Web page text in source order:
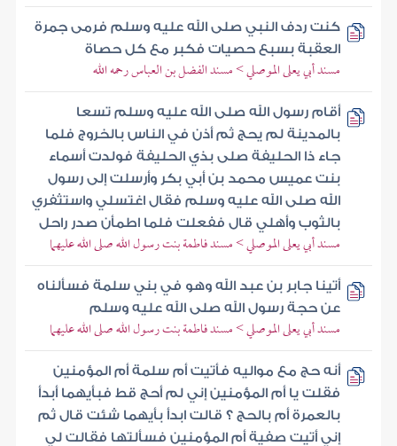
كنت ردف النبي صلى الله عليه وسلم فرمى جمرة
العقبة بسبع حصيات فكبر مع كل حصاة
مسند أبي يعلى الموصلي > مسند الفضل بن العباس رحمه الله
أقام رسول الله صلى الله عليه وسلم تسعا
بالمدينة لم يحج ثم أذن في الناس بالخروج فلما
جاء ذا الحليفة صلى بذي الحليفة فولدت أسماء
بنت عميس محمد بن أبي بكر وأرسلت إلى رسول
الله صلى الله عليه وسلم فقال اغتسلي واستثفري
بالثوب وأهلي قال ففعلت فلما اطمأن صدر راحل
مسند أبي يعلى الموصلي > مسند فاطمة بنت رسول الله صلى الله عليهما
أتينا جابر بن عبد الله وهو في بني سلمة فسألناه
عن حجة رسول الله صلى الله عليه وسلم
مسند أبي يعلى الموصلي > مسند فاطمة بنت رسول الله صلى الله عليهما
أنه حج مع مواليه فأتيت أم سلمة أم المؤمنين
فقلت يا أم المؤمنين إني لم أحج قط فبأيهما أبدأ
بالعمرة أم بالحج ؟ قالت ابدأ بأيهما شئت قال ثم
إني أتيت صفية أم المؤمنين فسألتها فقالت لي